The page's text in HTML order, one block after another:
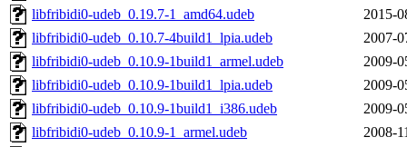
libfribidi0-udeb_0.19.7-1_amd64.udeb
2015-
libfribidi0-udeb_0.10.7-4build1_lpia.udeb
2007-
libfribidi0-udeb_0.10.9-1build1_armel.udeb
2009-
libfribidi0-udeb_0.10.9-1build1_lpia.udeb
2009-
libfribidi0-udeb_0.10.9-1build1_i386.udeb
2009-
libfribidi0-udeb_0.10.9-1_armel.udeb
2008-